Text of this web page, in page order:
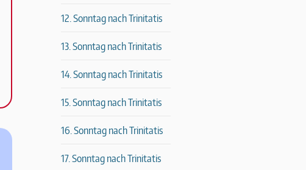
12. Sonntag nach Trinitatis
13. Sonntag nach Trinitatis
14. Sonntag nach Trinitatis
15. Sonntag nach Trinitatis
16. Sonntag nach Trinitatis
17. Sonntag nach Trinitatis